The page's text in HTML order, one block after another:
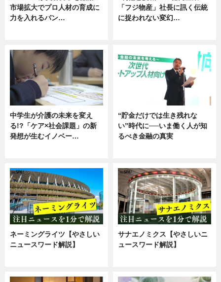
市場拡大でプロ人材の育成に
力を入れるバン…
「フジ物産」社長に訊く伝統
に捉われない変幻…
中学生が介護の未来を変え
る!?「ケア×社会課題」の新
発想が生むイノベー…
“貯金だけでは生き残れな
い”時代に──いま働く人が知
るべき金融の真実
ネーミングライツ【やさしい
ニュースワード解説】
サナエノミクス【やさしいニ
ュースワード解説】